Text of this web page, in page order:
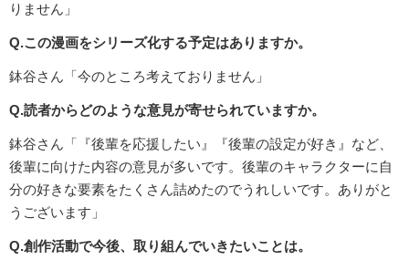
りません」
Q.この漫画をシリーズ化する予定はありますか。
鉢谷さん「今のところ考えておりません」
Q.読者からどのような意見が寄せられていますか。
鉢谷さん「『後輩を応援したい』『後輩の設定が好き』など、
後輩に向けた内容の意見が多いです。後輩のキャラクターに自
分の好きな要素をたくさん詰めたのでうれしいです。ありがと
うございます」
Q.創作活動で今後、取り組んでいきたいことは。